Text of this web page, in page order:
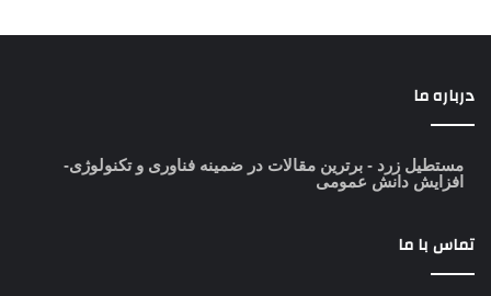
درباره ما
مستطیل زرد - برترین مقالات در ضمینه فناوری و تکنولوژی-
افزایش دانش عمومی
تماس با ما